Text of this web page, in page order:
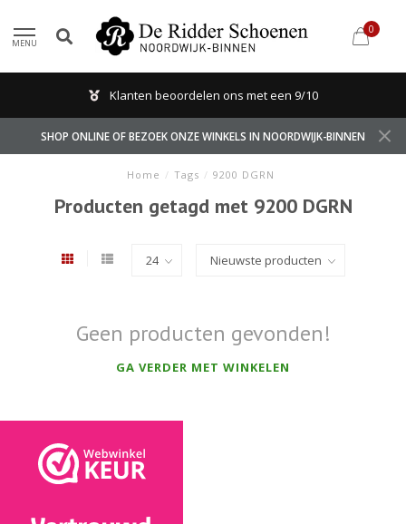
MENU
0
Klanten beoordelen ons met een 9/10
SHOP ONLINE OF BEZOEK ONZE WINKELS IN NOORDWIJK-BINNEN
Home / Tags / 9200 DGRN
Producten getagd met 9200 DGRN
Geen producten gevonden!
GA VERDER MET WINKELEN